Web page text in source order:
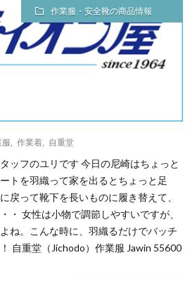
作業服・安全靴の商品情報
服 作業着 自重堂
ッフのユリです 今日の尼崎はちょっと
トを羽織って家を出るとちょっと足
戻って靴下を長いものに履き替えて、
・ 女性は小物で調節しやすいですが、
ね。こんな時に、羽織るだけでバッチ
自重堂（Jichodo）作業服 Jawin 55600